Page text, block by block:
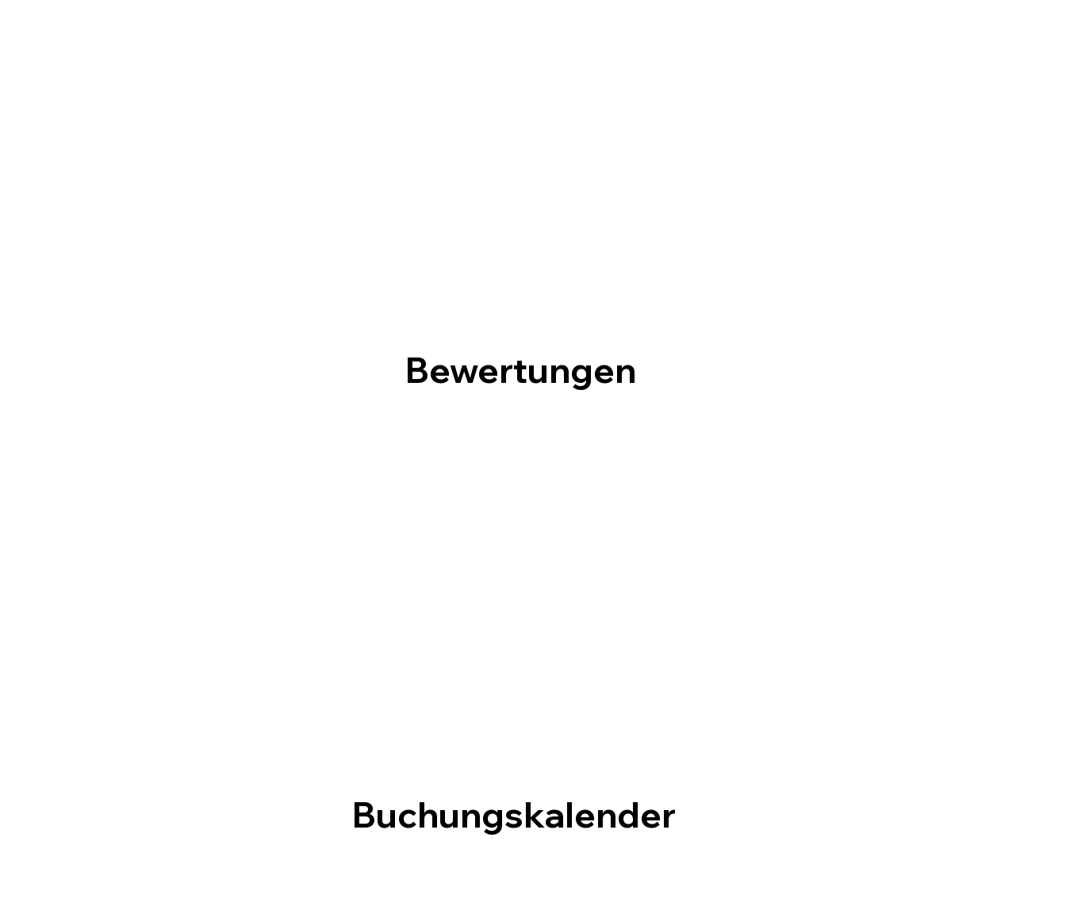
Bewertungen
Buchungskalender